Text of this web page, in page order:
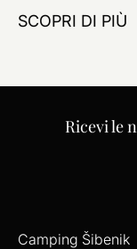
SCOPRI DI PIÙ
Ricevi le
Camping Šibenik